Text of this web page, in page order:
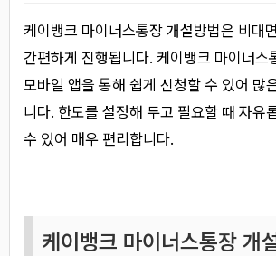
케이뱅크 마이너스통장 개설방법은 비대
간편하게 진행됩니다. 케이뱅크 마이너스
모바일 앱을 통해 쉽게 신청할 수 있어 많
니다. 한도를 설정해 두고 필요할 때 자유
수 있어 매우 편리합니다.
케이뱅크 마이너스통장 개